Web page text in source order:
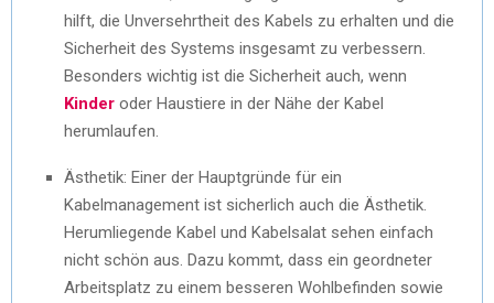
hilft, die Unversehrtheit des Kabels zu erhalten und die
Sicherheit des Systems insgesamt zu verbessern.
Besonders wichtig ist die Sicherheit auch, wenn
Kinder oder Haustiere in der Nähe der Kabel
herumlaufen.
Ästhetik: Einer der Hauptgründe für ein
Kabelmanagement ist sicherlich auch die Ästhetik.
Herumliegende Kabel und Kabelsalat sehen einfach
nicht schön aus. Dazu kommt, dass ein geordneter
Arbeitsplatz zu einem besseren Wohlbefinden sowie